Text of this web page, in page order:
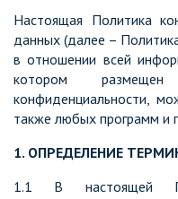
Настоящая Политика
данных (далее –
в отношении всей
котором
конфиденциальности,
также любых программ и
1. ОПРЕДЕЛЕНИЕ
1.1 В настоящей